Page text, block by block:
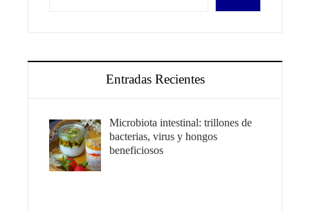
Entradas Recientes
Microbiota intestinal: trillones de
bacterias, virus y hongos
beneficiosos